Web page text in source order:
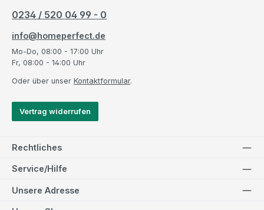
0234 / 520 04 99 - 0
info@homeperfect.de
Mo-Do, 08:00 - 17:00 Uhr
Fr, 08:00 - 14:00 Uhr
Oder über unser Kontaktformular.
Vertrag widerrufen
Rechtliches
Service/Hilfe
Unsere Adresse